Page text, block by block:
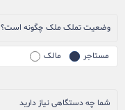
وضعیت تملک ملک چگونه است؟
مستاجر مالک
شما چه دستگاهی نیاز دارید